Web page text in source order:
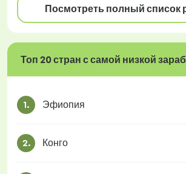
Посмотреть полный список
Топ 20 стран с самой низкой
1. Эфиопия
2. Конго